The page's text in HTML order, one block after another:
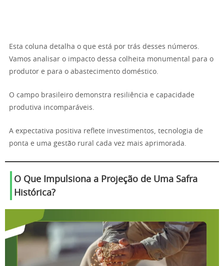
Esta coluna detalha o que está por trás desses números.
Vamos analisar o impacto dessa colheita monumental para o
produtor e para o abastecimento doméstico.
O campo brasileiro demonstra resiliência e capacidade
produtiva incomparáveis.
A expectativa positiva reflete investimentos, tecnologia de
ponta e uma gestão rural cada vez mais aprimorada.
O Que Impulsiona a Projeção de Uma Safra
Histórica?